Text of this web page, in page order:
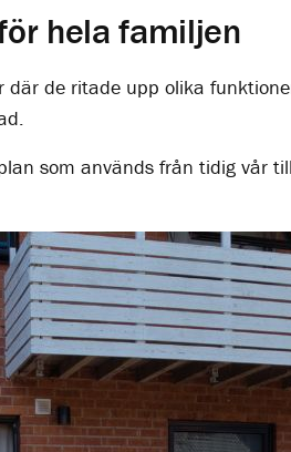
hela familjen
där de ritade upp olika
som används från tidig vår